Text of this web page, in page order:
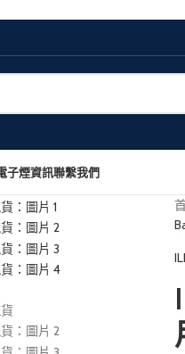
子煙資訊聯繫我們